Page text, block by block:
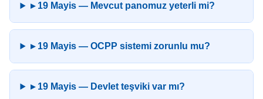
▸ 19 Mayis — Mevcut panomuz yeterli mi?
▸ 19 Mayis — OCPP sistemi zorunlu mu?
▸ 19 Mayis — Devlet teşviki var mı?